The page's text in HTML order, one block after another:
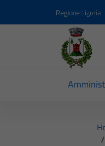
Regione Liguria
/